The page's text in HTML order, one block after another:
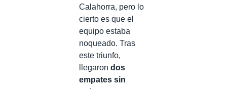
Calahorra, pero lo
cierto es que el
equipo estaba
noqueado. Tras
este triunfo,
llegaron dos
empates sin